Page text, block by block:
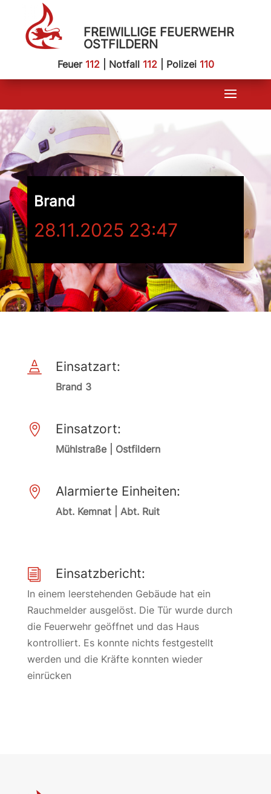
FREIWILLIGE FEUERWEHR
OSTFILDERN
Feuer 112| Notfall 112| Polizei 110
Brand
28.11.2025 23:47
 Einsatzart:
Brand 3
 Einsatzort:
Mühlstraße | Ostfildern
 Alarmierte Einheiten:
Abt. Kemnat | Abt. Ruit
i Einsatzbericht:
In einem leerstehenden Gebäude hat ein
Rauchmelder ausgelöst. Die Tür wurde durch
die Feuerwehr geöffnet und das Haus
kontrolliert. Es konnte nichts festgestellt
werden und die Kräfte konnten wieder
einrücken